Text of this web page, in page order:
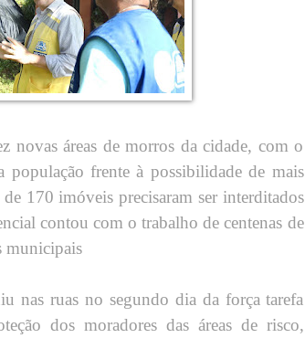
novas áreas de morros da cidade, com o
frente à possibilidade de mais
170 imóveis precisaram ser interditados
contou com o trabalho de centenas de
municipais
nas ruas no segundo dia da força tarefa
dos moradores das áreas de risco,